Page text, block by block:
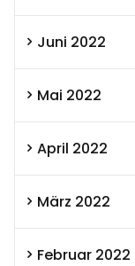
Juni 2022
Mai 2022
April 2022
März 2022
Februar 2022